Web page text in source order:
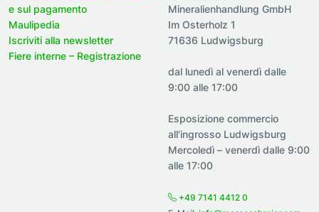
e sul pagamento
Maulipedia
Iscriviti alla newsletter
Fiere interne – Registrazione
Mineralienhandlung GmbH
Im Osterholz 1
71636 Ludwigsburg
dal lunedì al venerdì dalle
9:00 alle 17:00
Esposizione commercio
all'ingrosso Ludwigsburg
Mercoledì – venerdì dalle 9:00
alle 17:00
+49 7141 4412 0